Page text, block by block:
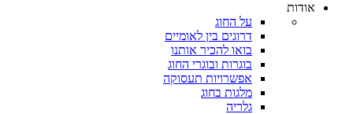
אודות
על החוג
דרוגים בין לאומיים
בואו להכיר אותנו
בוגרות ובוגרי החוג
אפשרויות תעסוקה
מלגות בחוג
גלריה